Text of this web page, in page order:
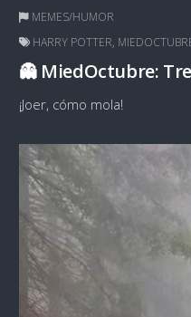
MEMES/HUMOR
HARRY POTTER,
👻 MiedOctubre:
¡Joer, cómo mola!